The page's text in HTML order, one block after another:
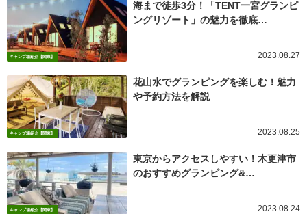
キャンプ場紹介【関東】
海まで徒歩3分！「TENT一宮グランピ
ングリゾート」の魅力を徹底…
2023.08.27
キャンプ場紹介【関東】
花山水でグランピングを楽しむ！魅力
や予約方法を解説
2023.08.25
キャンプ場紹介【関東】
東京からアクセスしやすい！木更津市
のおすすめグランピング&…
2023.08.24